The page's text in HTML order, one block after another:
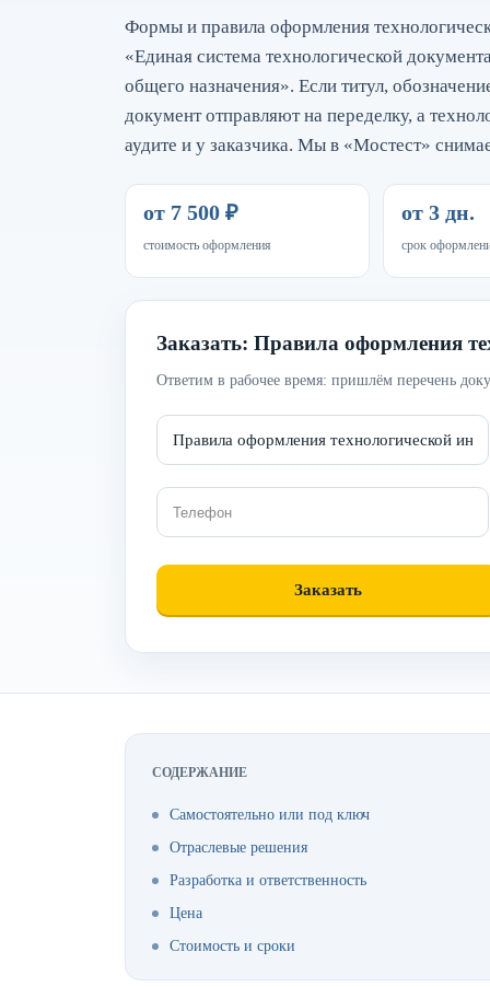
Формы и правила оформления
«Единая система технологической
общего назначения». Если титул,
документ отправляют на переделку, а
аудите и у заказчика. Мы в «Мостест»
от 7 500 ₽
стоимость оформления
от 3 дн.
срок
Заказать: Правила оформления
Ответим в рабочее время: пришлём перечень
СОДЕРЖАНИЕ
Самостоятельно или под ключ
Отраслевые решения
Разработка и ответственность
Цена
Стоимость и сроки